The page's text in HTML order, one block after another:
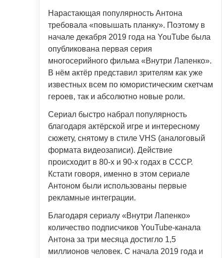
Нарастающая популярность Антона
требовала «повышать планку». Поэтому в
начале декабря 2019 года на YouTube была
опубликована первая серия
многосерийного фильма «Внутри Лапенко».
В нём актёр представил зрителям как уже
известных всем по юмористическим скетчам
героев, так и абсолютно новые роли.
Сериал быстро набрал популярность
благодаря актёрской игре и интересному
сюжету, снятому в стиле VHS (аналоговый
формата видеозаписи). Действие
происходит в 80-х и 90-х годах в СССР.
Кстати говоря, именно в этом сериале
Антоном были использованы первые
рекламные интеграции.
Благодаря сериалу «Внутри Лапенко»
количество подписчиков YouTube-канала
Антона за три месяца достигло 1,5
миллионов человек. С начала 2019 года и